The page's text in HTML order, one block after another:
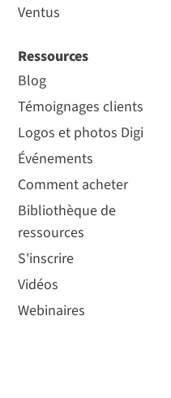
Ventus
Ressources
Blog
Témoignages clients
Logos et photos Digi
Événements
Comment acheter
Bibliothèque de
ressources
S'inscrire
Vidéos
Webinaires